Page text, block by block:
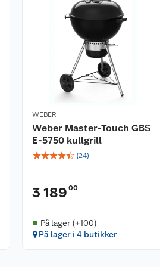
WEBER
Weber Master-Touch GBS
E-5750 kullgrill
☆☆☆☆☆ (24)
3 189 00
På lager (+100)
På lager i 4 butikker